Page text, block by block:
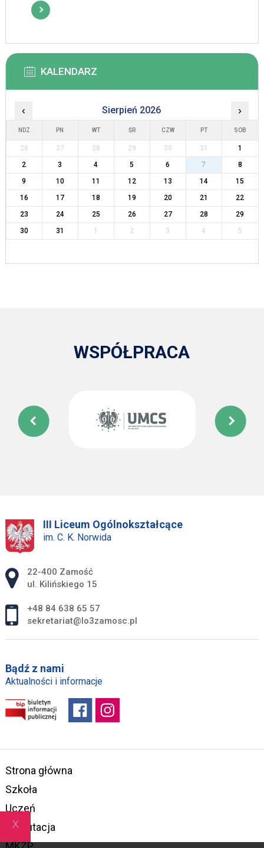
KALENDARZ
‹ Sierpień 2026 ›
NDZ PN WT ŚR CZW PT SOB
26 27 28 29 30 31
1
2
3 4 5 6 7
8
9
10 11 12 13 14
15
16
17 18 19 20 21
22
23
24 25 26 27 28
29
30
31 1 2 3 4 5
WSPÓŁPRACA
III Liceum Ogólnokształcące
im. C. K. Norwida
Adres pocztowy:
22-400 Zamość
ul. Kilińskiego 15
+48 84 638 65 57
sekretariat@lo3zamosc.pl
Bądź z nami
Aktualności i informacje
Strona główna
Szkoła
Uczeń
Rekrutacja
x